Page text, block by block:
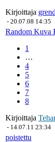
Kirjoittaja
- 20.07.08 14:35
Random Kuva
1
…
4
5
6
7
8
Kirjoittaja
- 14.07.11 23:34
poistettu